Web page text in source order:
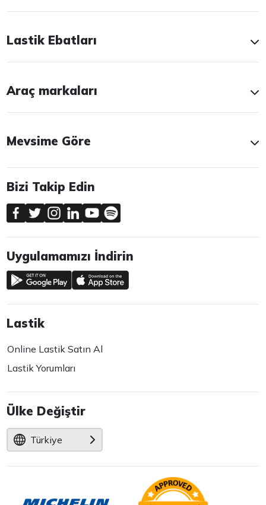
Lastik Ebatları
Araç markaları
Mevsime Göre
Bizi Takip Edin
Uygulamamızı İndirin
Lastik
Online Lastik Satın Al
Lastik Yorumları
Ülke Değiştir
Türkiye